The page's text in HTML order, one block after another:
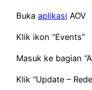
Buka aplikasi AOV
Klik ikon “Events”
Masuk ke bagian
Klik “Update –